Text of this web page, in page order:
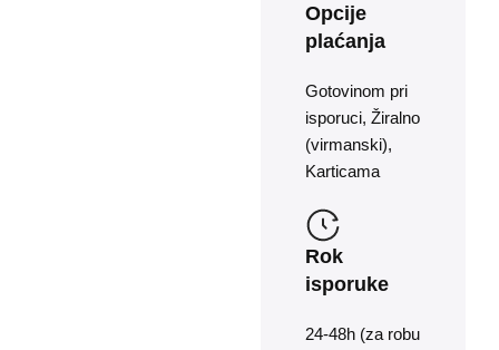
Opcije
plaćanja
Gotovinom pri
isporuci, Žiralno
(virmanski),
Karticama
Rok
isporuke
24-48h (za robu